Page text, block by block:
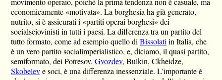
economicamente «motivata». La borghesia ha già generato,
nutrito, si è assicurati i «partiti operai borghesi» dei
socialsciovinisti in tutti i paesi. La differenza tra un partito del
tutto formato, come ad esempio quello diBissolatiin Italia, che
è un vero partito socialimperialistico, e, diciamo, il quasi partito,
semiformato, dei Potresov,Gvozdev, Bulkin, Ckheidze,
Skobeleve soci, è una differenza inessenziale. L'importante è